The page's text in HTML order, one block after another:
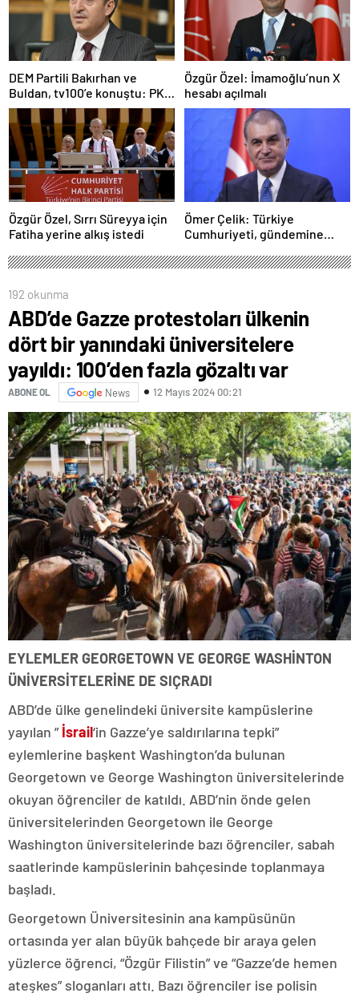
DEM Partili Bakırhan ve
Buldan, tv100’e konuştu: PKK
ne zaman kendini feshedecek
Özgür Özel: İmamoğlu’nun X
hesabı açılmalı
Özgür Özel, Sırrı Süreyya için
Fatiha yerine alkış istedi
Ömer Çelik: Türkiye
Cumhuriyeti, gündemine
192 okunma
ABD’de Gazze protestoları ülkenin
dört bir yanındaki üniversitelere
yayıldı: 100’den fazla gözaltı var
ABONE OL News 12 Mayıs 2024 00:21
EYLEMLER GEORGETOWN VE GEORGE WASHİNTON
ÜNİVERSİTELERİNE DE SIÇRADI
ABD’de ülke genelindeki üniversite kampüslerine
yayılan ”İsrail‘in Gazze’ye saldırılarına tepki”
eylemlerine başkent Washington’da bulunan
Georgetown ve George Washington üniversitelerinde
okuyan öğrenciler de katıldı. ABD’nin önde gelen
üniversitelerinden Georgetown ile George
Washington üniversitelerinde bazı öğrenciler, sabah
saatlerinde kampüslerinin bahçesinde toplanmaya
başladı.
Georgetown Üniversitesinin ana kampüsünün
ortasında yer alan büyük bahçede bir araya gelen
yüzlerce öğrenci, “Özgür Filistin” ve “Gazze’de hemen
ateşkes” sloganları attı. Bazı öğrenciler ise polisin